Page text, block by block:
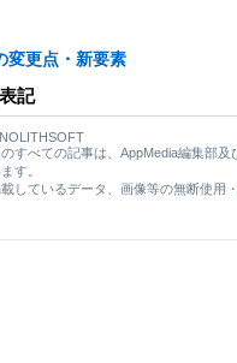
変更点・新要素
記
すべての記事は、AppMedia編集部及
す。
しているデータ、画像等の無断使用